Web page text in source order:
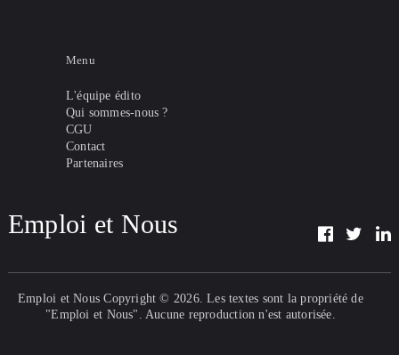
Menu
L'équipe édito
Qui sommes-nous ?
CGU
Contact
Partenaires
Emploi et Nous
Emploi et Nous Copyright © 2026. Les textes sont la propriété de
"Emploi et Nous". Aucune reproduction n'est autorisée.